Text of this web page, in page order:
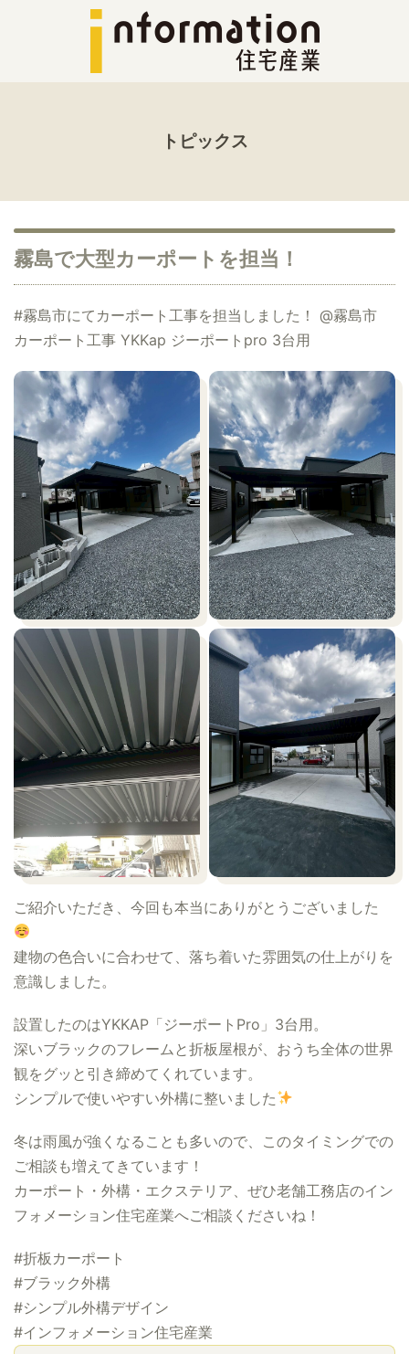
トピックス
霧島で大型カーポートを担当！
#霧島市にてカーポート工事を担当しました！ @霧島市
カーポート工事 YKKap ジーポートpro 3台用
ご紹介いただき、今回も本当にありがとうございました
建物の色合いに合わせて、落ち着いた雰囲気の仕上がりを
意識しました。
設置したのはYKKAP「ジーポートPro」3台用。
深いブラックのフレームと折板屋根が、おうち全体の世界
観をグッと引き締めてくれています。
シンプルで使いやすい外構に整いました
冬は雨風が強くなることも多いので、このタイミングでの
ご相談も増えてきています！
カーポート・外構・エクステリア、ぜひ老舗工務店のイン
フォメーション住宅産業へご相談くださいね！
#折板カーポート
#ブラック外構
#シンプル外構デザイン
#インフォメーション住宅産業